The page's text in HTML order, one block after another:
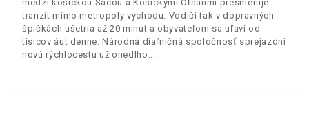
medzi košickou Šacou a Košickými Oľšanmi presmeruje
tranzit mimo metropoly východu. Vodiči tak v dopravných
špičkách ušetria až 20 minút a obyvateľom sa uľaví od
tisícov áut denne. Národná diaľničná spoločnosť sprejazdní
novú rýchlocestu už onedlho.